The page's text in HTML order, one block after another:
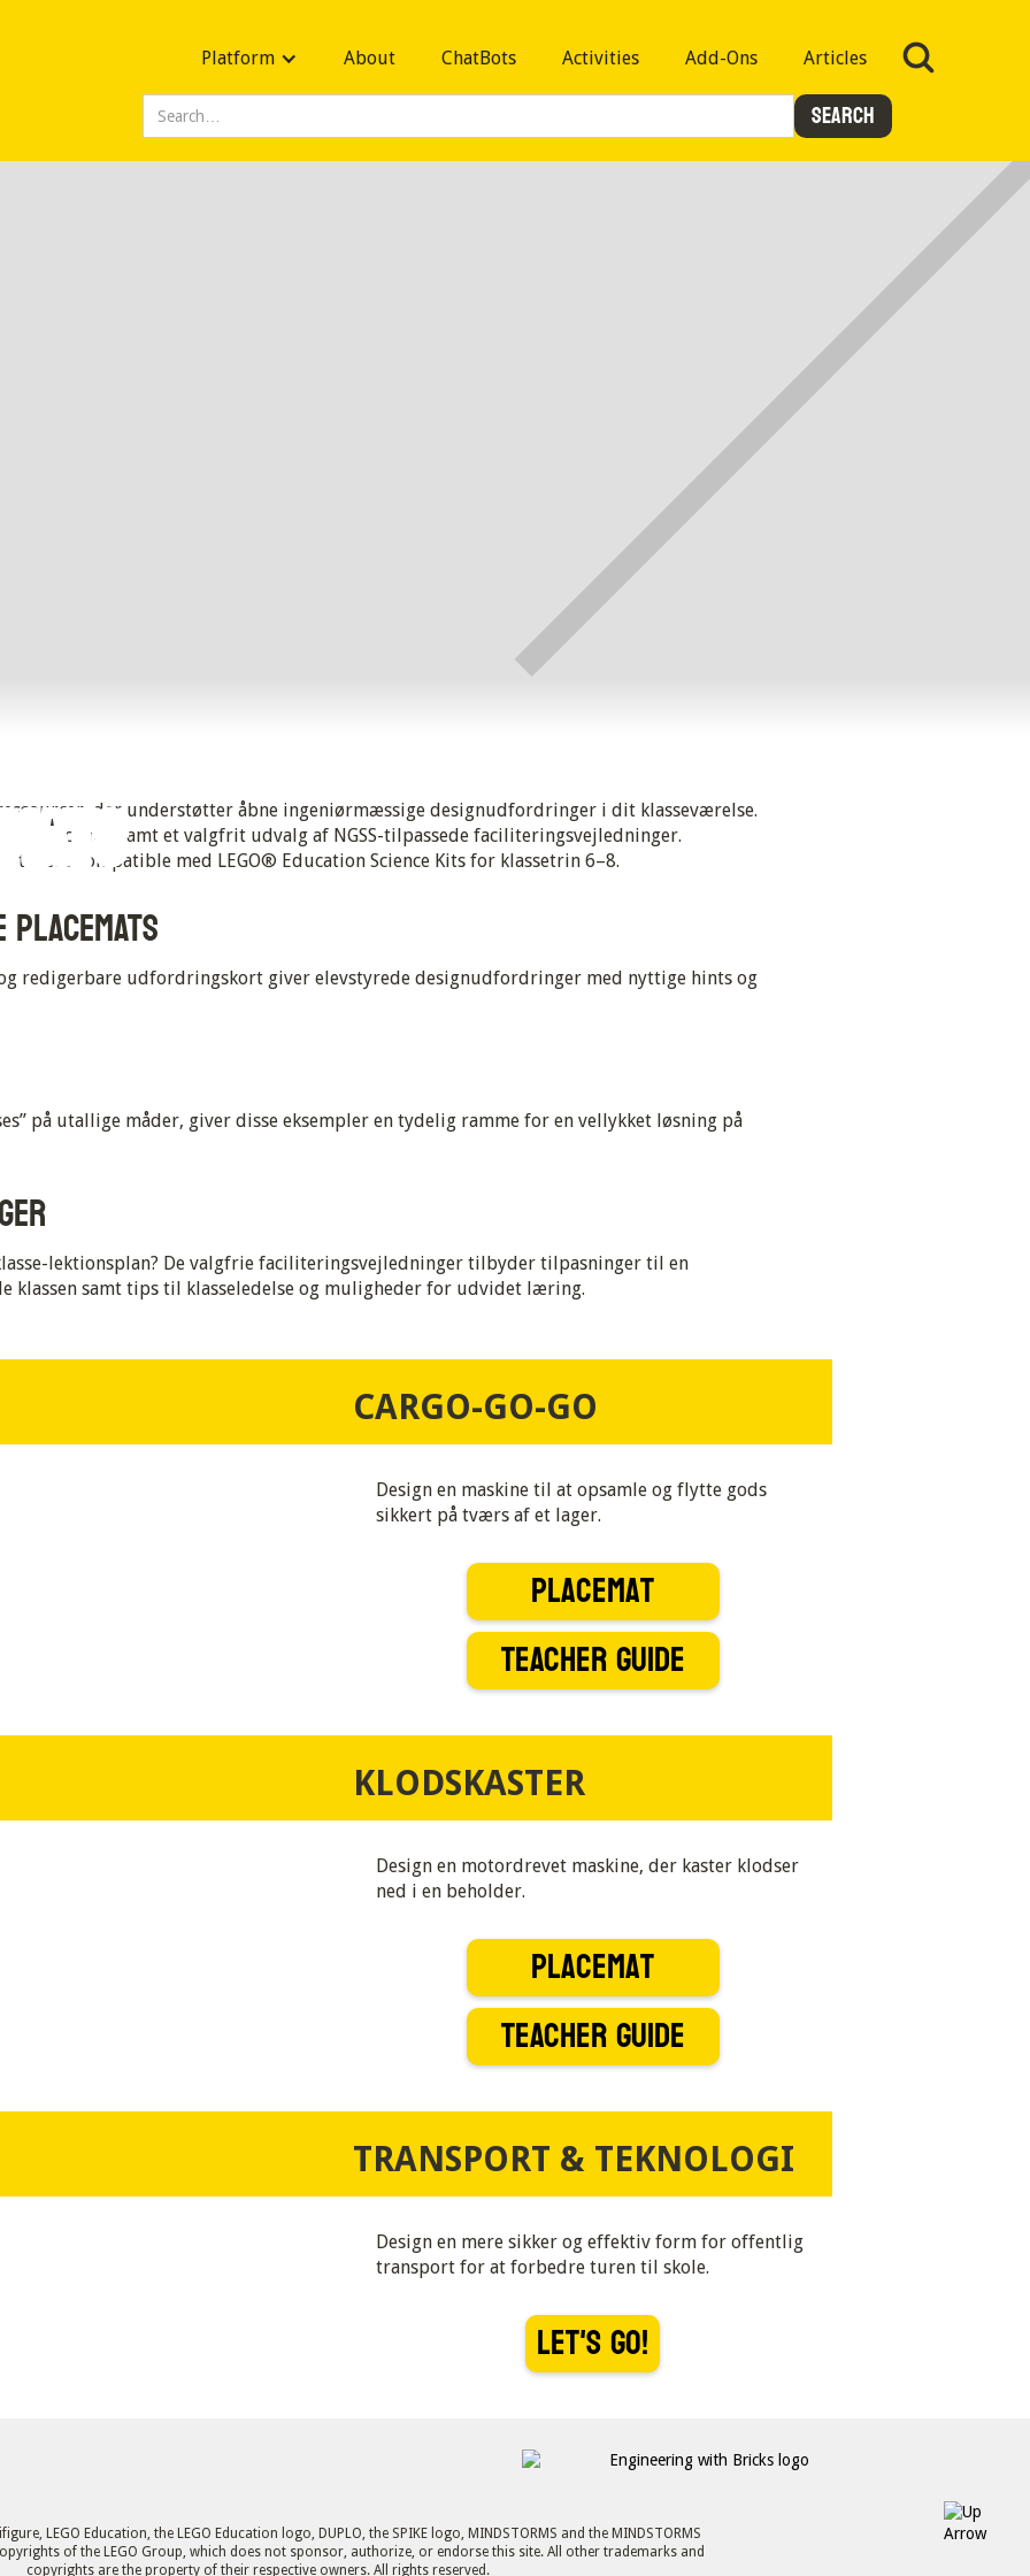
Platform About ChatBots Activities Add-Ons Articles
der understøtter åbne ingeniørmæssige designudfordringer i dit klasseværelse.
placemat samt et valgfrit udvalg af NGSS-tilpassede faciliteringsvejledninger.
være kompatible med LEGO® Education Science Kits for klassetrin 6–8.‍
redigerbare udfordringskort giver elevstyrede designudfordringer med nyttige hints og
på utallige måder, giver disse eksempler en tydelig ramme for en vellykket løsning på
lektionsplan? De valgfrie faciliteringsvejledninger tilbyder tilpasninger til en
klassen samt tips til klasseledelse og muligheder for udvidet læring.
CARGO-GO-GO
Design en maskine til at opsamle og flytte gods
sikkert på tværs af et lager.
Placemat
TEACHER GUIDE
KLODSKASTER
Design en motordrevet maskine, der kaster klodser
ned i en beholder.
Placemat
TEACHER GUIDE
TRANSPORT & TEKNOLOGI
Design en mere sikker og effektiv form for offentlig
transport for at forbedre turen til skole.
Let's go!
LEGO Education, the LEGO Education logo, DUPLO, the SPIKE logo, MINDSTORMS and the MINDSTORMS
of the LEGO Group, which does not sponsor, authorize, or endorse this site. All other trademarks and
copyrights are the property of their respective owners. All rights reserved.